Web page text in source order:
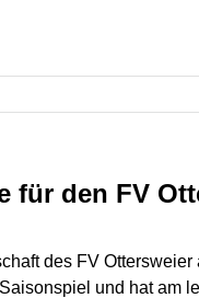
für den FV
des FV
und hat am